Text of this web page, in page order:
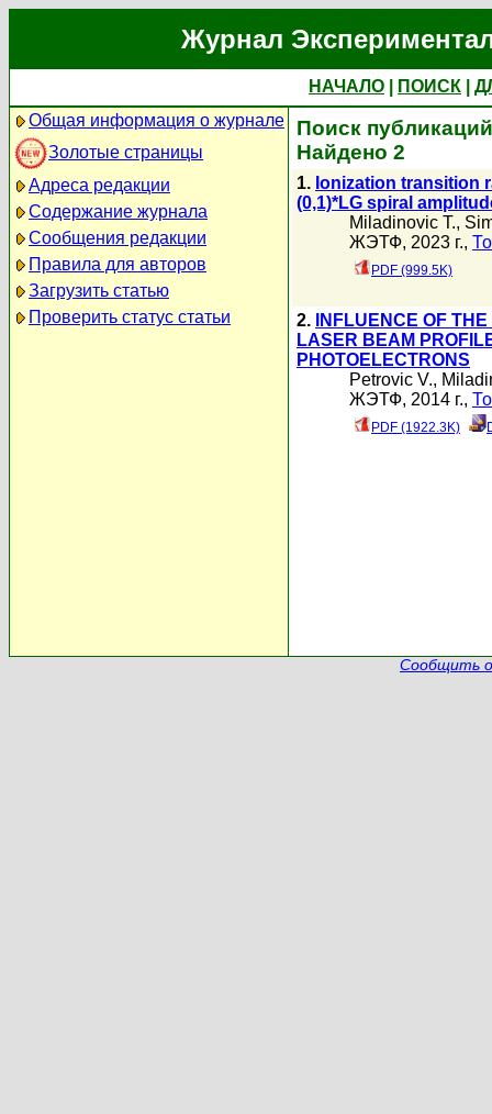
Журнал
НАЧАЛО ПОИСК
Общая информация о журнале
Золотые страницы
Адреса редакции
Содержание журнала
Сообщения редакции
Правила для авторов
Загрузить статью
Проверить статус статьи
Поиск
Найдено 2
1. Ionization transition
(0,1)*LG spiral
Miladinovic T.,
ЖЭТФ, 2023 г.,
PDF (999.5K)
2.
INFLUENCE OF
LASER BEAM
PHOTOELECTRONS
Petrovic V.,
ЖЭТФ, 2014 г.,
PDF (1922.3K)
Сообщить о